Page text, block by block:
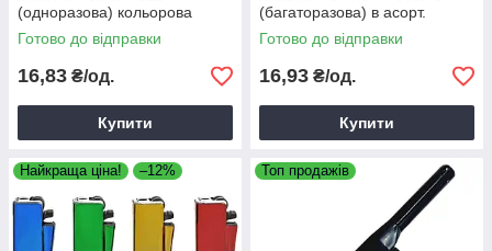
(одноразова) кольорова
Готово до відправки
16,83 ₴/од.
Купити
(багаторазова) в асорт.
Готово до відправки
16,93 ₴/од.
Купити
Найкраща ціна! –12% Топ продажів